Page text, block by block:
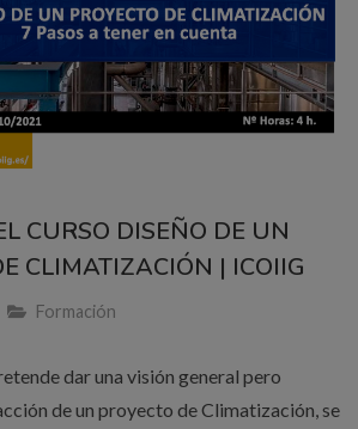
CURSO DISEÑO DE UN
CLIMATIZACIÓN | ICOIIG
Formación
dar una visión general pero
de un proyecto de Climatización, se